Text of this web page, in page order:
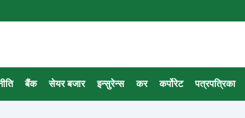
बैंक सेयर बजार इन्सुरेन्स कर कर्पोरेट पत्रपत्रिका